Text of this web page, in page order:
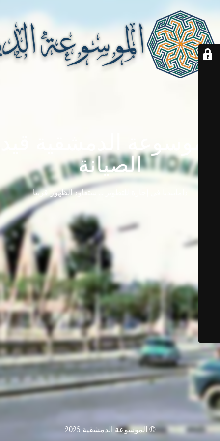
الصيانة
دامابيديا في إجازة للتطوير ... ستعاود الظهور قريباً
© الموسوعة الدمشقية 2025